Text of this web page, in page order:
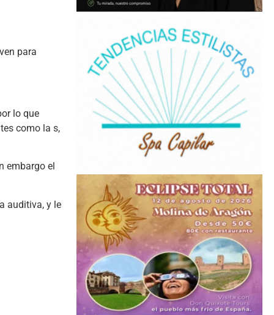
para
lo que
como la s,
embargo el
auditiva, y le